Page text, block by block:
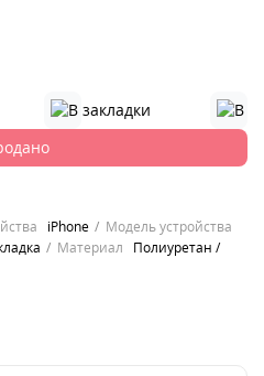
iPhone
Модель устройства
Материал
Полиуретан /